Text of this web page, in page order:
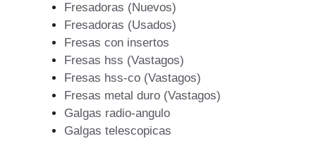
Fresadoras (Nuevos)
Fresadoras (Usados)
Fresas con insertos
Fresas hss (Vastagos)
Fresas hss-co (Vastagos)
Fresas metal duro (Vastagos)
Galgas radio-angulo
Galgas telescopicas